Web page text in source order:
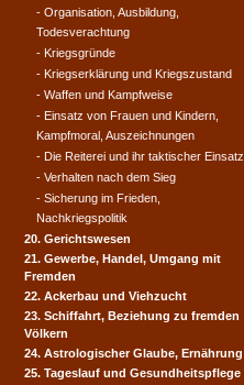
- Organisation, Ausbildung,
Todesverachtung
- Kriegsgründe
- Kriegserklärung und Kriegszustand
- Waffen und Kampfweise
- Einsatz von Frauen und Kindern,
Kampfmoral, Auszeichnungen
- Die Reiterei und ihr taktischer Einsatz
- Verhalten nach dem Sieg
- Sicherung im Frieden,
Nachkriegspolitik
20. Gerichtswesen
21. Gewerbe, Handel, Umgang mit
Fremden
22. Ackerbau und Viehzucht
23. Schiffahrt, Beziehung zu fremden
Völkern
24. Astrologischer Glaube, Ernährung
25. Tageslauf und Gesundheitspflege